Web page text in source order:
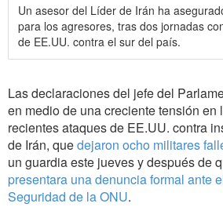
Un asesor del Líder de Irán ha
para los agresores, tras dos jornadas
de EE.UU. contra el sur del país.
Las declaraciones del jefe del
en medio de una creciente tensión en
recientes ataques de EE.UU. contra
de Irán, quedejaron ocho militares
un guardia este jueves y después de
presentara una denuncia formal ante
Seguridad de la ONU.